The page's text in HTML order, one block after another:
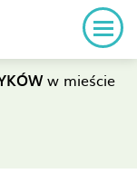
w mieście